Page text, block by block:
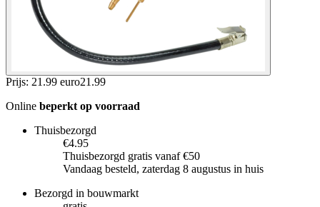
Prijs: 21.99 euro21 .99
Online beperkt op voorraad
Thuisbezorgd
€4.95
Thuisbezorgd gratis vanaf €50
Vandaag besteld, zaterdag 8 augustus in huis
Bezorgd in bouwmarkt